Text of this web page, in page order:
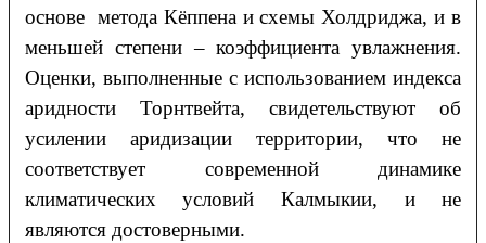
основе метода Кёппена и схемы Холдриджа, и в
меньшей степени – коэффициента увлажнения.
Оценки, выполненные с использованием индекса
аридности Торнтвейта, свидетельствуют об
усилении аридизации территории, что не
соответствует современной динамике
климатических условий Калмыкии, и не
являются достоверными.